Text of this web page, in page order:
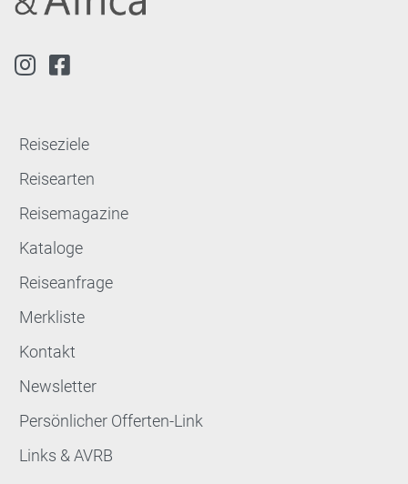
Reiseziele
Reisearten
Reisemagazine
Kataloge
Reiseanfrage
Merkliste
Kontakt
Newsletter
Persönlicher Offerten-Link
Links & AVRB